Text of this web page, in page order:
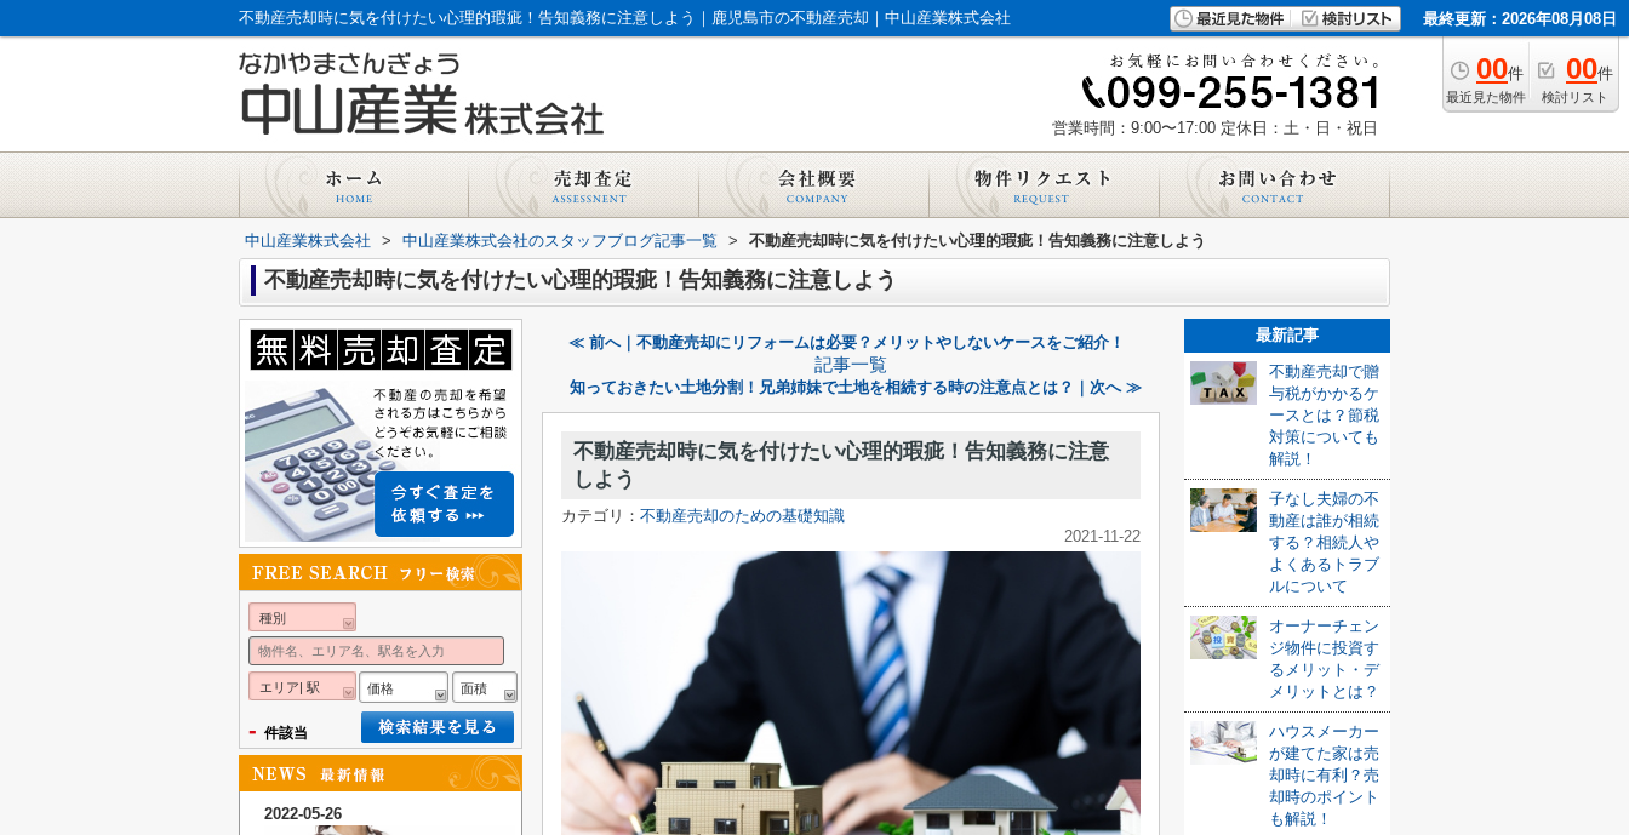
不動産売却時に気を付けたい心理的瑕疵！告知義務に注意しよう｜鹿児島市の不動産売却｜中山産業株式会社 最終更新：2026年08月08日
00件
最近見た物件
00件
検討リスト
営業時間：9:00〜17:00 定休日：土・日・祝日
中山産業株式会社 > 中山産業株式会社のスタッフブログ記事一覧 > 不動産売却時に気を付けたい心理的瑕疵！告知義務に注意しよう
不動産売却時に気を付けたい心理的瑕疵！告知義務に注意しよう
≪ 前へ｜不動産売却にリフォームは必要？メリットやしないケースをご紹介！
記事一覧
知っておきたい土地分割！兄弟姉妹で土地を相続する時の注意点とは？｜次へ ≫
不動産売却時に気を付けたい心理的瑕疵！告知義務に注意
しよう
カテゴリ： 不動産売却のための基礎知識
2021-11-22
最新記事
不動産売却で贈
与税がかかるケ
ースとは？節税
対策についても
解説！
子なし夫婦の不
動産は誰が相続
する？相続人や
よくあるトラブ
ルについて
オーナーチェン
ジ物件に投資す
るメリット・デ
メリットとは？
ハウスメーカー
が建てた家は売
却時に有利？売
却時のポイント
も解説！
種別
エリア| 駅 価格 面積
- 件該当
2022-05-26